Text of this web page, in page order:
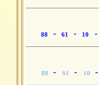
88 - 61 - 10 -
88 - 61 - 10 -